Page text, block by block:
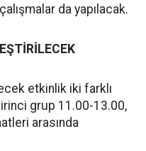
da yapılacak.
etkinlik iki farklı
grup 11.00-13.00,
arasında